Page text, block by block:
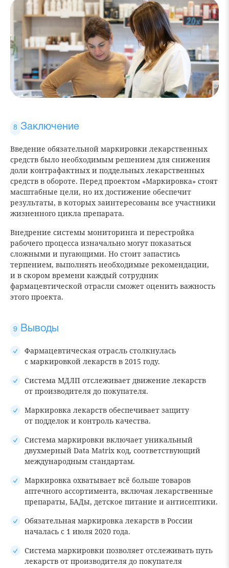
Заключение
Введение обязательной маркировки лекарственных
средств было необходимым решением для снижения
доли контрафактных и поддельных лекарственных
средств в обороте. Перед проектом «Маркировка» стоят
масштабные цели, но их достижение обеспечит
результаты, в которых заинтересованы все участники
жизненного цикла препарата.
Внедрение системы мониторинга и перестройка
рабочего процесса изначально могут показаться
сложными и пугающими. Но стоит запастись
терпением, выполнять необходимые рекомендации,
и в скором времени каждый сотрудник
фармацевтической отрасли сможет оценить важность
этого проекта.
Выводы
Фармацевтическая отрасль столкнулась
с маркировкой лекарств в 2015 году.
Система МДЛП отслеживает движение лекарств
от производителя до покупателя.
Маркировка лекарств обеспечивает защиту
от подделок и контроль качества.
Система маркировки включает уникальный
двухмерный Data Matrix код, соответствующий
международным стандартам.
Маркировка охватывает всё больше товаров
аптечного ассортимента, включая лекарственные
препараты, БАДы, детское питание и антисептики.
Обязательная маркировка лекарств в России
началась с 1 июля 2020 года.
Система маркировки позволяет отслеживать путь
лекарств от производителя до покупателя